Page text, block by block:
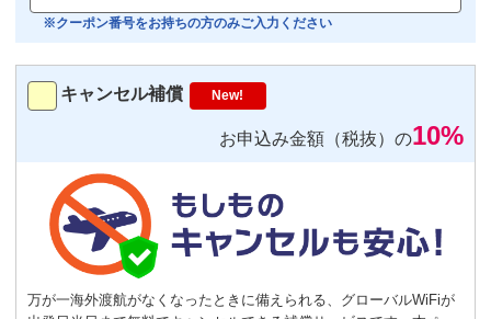
Bluetoothイヤホン対応
トランスミッター
－ 0
気圧コントロール機能付き耳栓
1,540円（税込）/個
通常
※クーポン番号をお持ちの方のみご入力ください
キャンセル補償 New!
お申込み金額（税抜）の10%
万が一海外渡航がなくなったときに備えられる、グローバルWiFiが